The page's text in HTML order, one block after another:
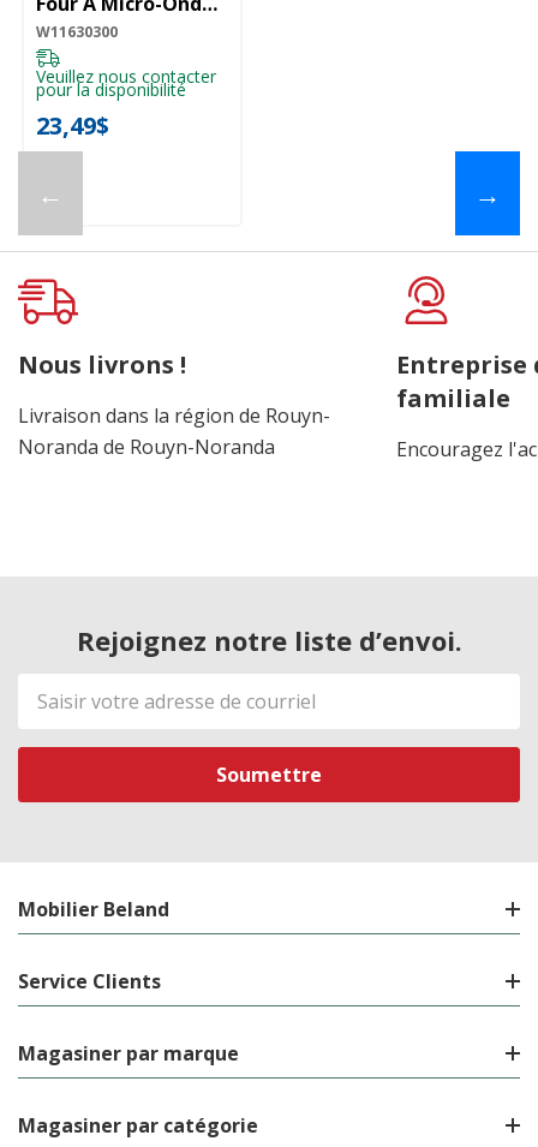
←
- Installation
Affleurante
W11630300
W11630300
Veuillez nous contacter
pour la disponibilité
23,49$
→
Nous livrons !
Livraison dans la région de Rouyn-
Noranda de Rouyn-Noranda
Entreprise
familiale
Encouragez
Rejoignez notre liste d’envoi.
Adresse
de
courriel
Mobilier Beland
Service Clients
Magasiner par marque
Magasiner par catégorie